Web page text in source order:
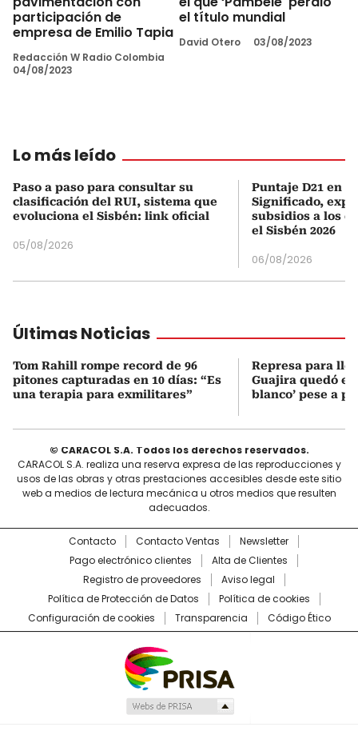
participación de
empresa de Emilio Tapia
Redacción W Radio Colombia
04/08/2023
el título mundial
David Otero 03/08/2023
Lo más leído
Paso a paso para consultar su
clasificación del RUI, sistema que
evoluciona el Sisbén: link oficial
05/08/2026
Puntaje D21 en
Significado,
subsidios a los
el Sisbén 2026
06/08/2026
Últimas Noticias
Tom Rahill rompe record de 96
pitones capturadas en 10 días: “Es
una terapia para exmilitares”
Represa para
Guajira quedó en
blanco’ pese a
© CARACOL S.A. Todos los derechos reservados.
CARACOL S.A. realiza una reserva expresa de las reproducciones y
usos de las obras y otras prestaciones accesibles desde este sitio
web a medios de lectura mecánica u otros medios que resulten
adecuados.
Contacto Contacto Ventas
Newsletter
Pago electrónico clientes
Alta de Clientes
Registro de proveedores
Aviso legal
Política de Protección de Datos
Política de cookies
Configuración de cookies
Transparencia Código Ético